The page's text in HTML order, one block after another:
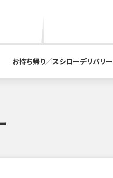
お持ち帰り／スシローデリバリー